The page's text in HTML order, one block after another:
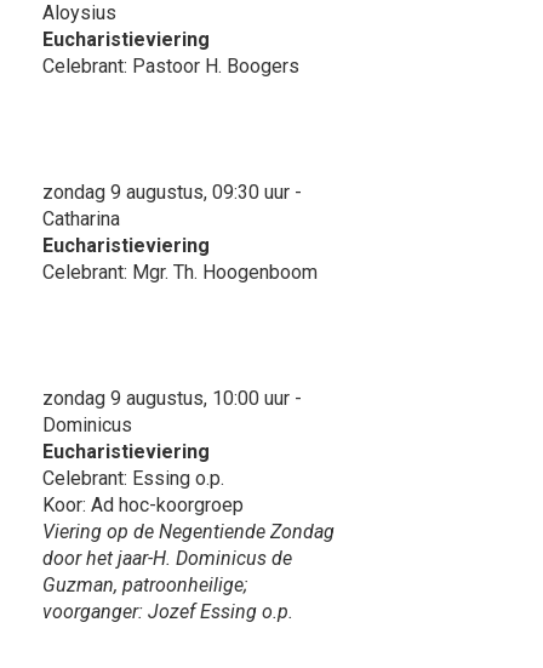
Aloysius
Eucharistieviering
Celebrant: Pastoor H. Boogers
zondag 9 augustus, 09:30 uur -
Catharina
Eucharistieviering
Celebrant: Mgr. Th. Hoogenboom
zondag 9 augustus, 10:00 uur -
Dominicus
Eucharistieviering
Celebrant: Essing o.p.
Koor: Ad hoc-koorgroep
Viering op de Negentiende Zondag
door het jaar-H. Dominicus de
Guzman, patroonheilige;
voorganger: Jozef Essing o.p.